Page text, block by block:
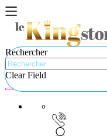
Rechercher
Clear Field